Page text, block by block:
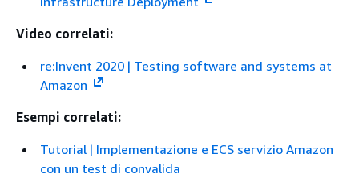
Video correlati:
re:Invent 2020 | Testing software and systems at
Amazon
Esempi correlati:
Tutorial | Implementazione e ECS servizio Amazon
con un test di convalida